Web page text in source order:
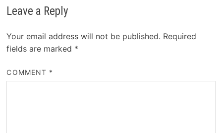
Leave a Reply
Your email address will not be published. Required
fields are marked *
COMMENT *